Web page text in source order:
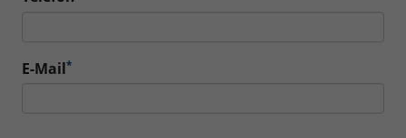
E-Mail*